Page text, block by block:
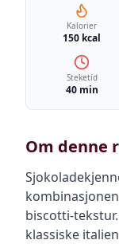
Kalorier
150 kcal
Steketid
40 min
Om denne
biscotti-
klassiske